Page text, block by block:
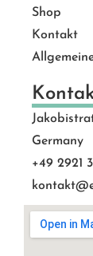
Shop
Kontakt
Germany
+49 2921